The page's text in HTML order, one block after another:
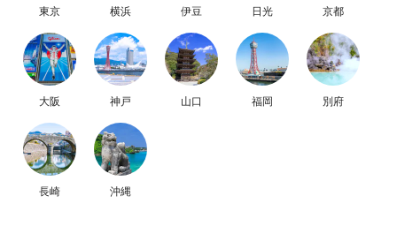
東京 横浜 伊豆 日光 京都
大阪 神戸 山口 福岡 別府
長崎 沖縄